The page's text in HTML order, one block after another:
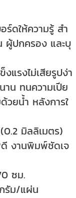
ร์ดให้ความรู้ สำ
ผู้ปกครอง และบุ
แรงไม่เสียรูปง่า
าน ทนความเปีย
วยน้ำ หลังการใ
มิลลิเมตร)
งานพิมพ์ชัดเจ
ซม.
รัม/แผ่น